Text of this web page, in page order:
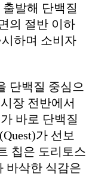
발해 단백질
의 절반 이하
하며 소비자
단백질 중심으
장 전반에서
바로 단백질
가 선보
칩은 도리토스
바삭한 식감은